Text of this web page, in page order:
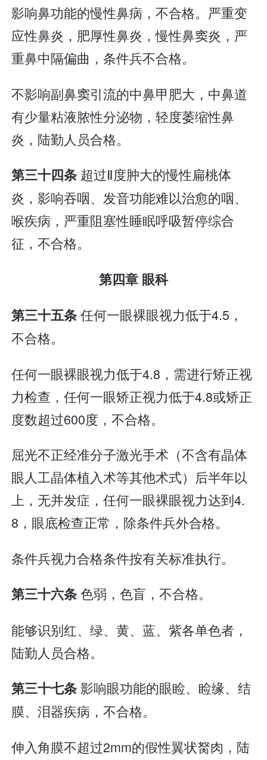
影响鼻功能的慢性鼻病，不合格。严重变
应性鼻炎，肥厚性鼻炎，慢性鼻窦炎，严
重鼻中隔偏曲，条件兵不合格。
不影响副鼻窦引流的中鼻甲肥大，中鼻道
有少量粘液脓性分泌物，轻度萎缩性鼻
炎，陆勤人员合格。
第三十四条 超过Ⅱ度肿大的慢性扁桃体
炎，影响吞咽、发音功能难以治愈的咽、
喉疾病，严重阻塞性睡眠呼吸暂停综合
征，不合格。
第四章 眼科
第三十五条任何一眼裸眼视力低于4.5，
不合格。
任何一眼裸眼视力低于4.8，需进行矫正视
力检查，任何一眼矫正视力低于4.8或矫正
度数超过600度，不合格。
屈光不正经准分子激光手术（不含有晶体
眼人工晶体植入术等其他术式）后半年以
上，无并发症，任何一眼裸眼视力达到4.
8，眼底检查正常，除条件兵外合格。
条件兵视力合格条件按有关标准执行。
第三十六条色弱，色盲，不合格。
能够识别红、绿、黄、蓝、紫各单色者，
陆勤人员合格。
第三十七条影响眼功能的眼睑、睑缘、结
膜、泪器疾病，不合格。
伸入角膜不超过2mm的假性翼状胬肉，陆